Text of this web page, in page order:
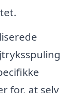
for, at selv